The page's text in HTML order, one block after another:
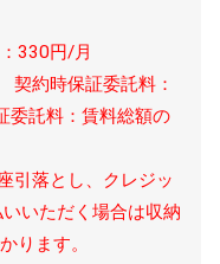
330円/月
約時保証委託料：
託料：賃料総額の
引落とし、クレジッ
いただく場合は収納
ります。